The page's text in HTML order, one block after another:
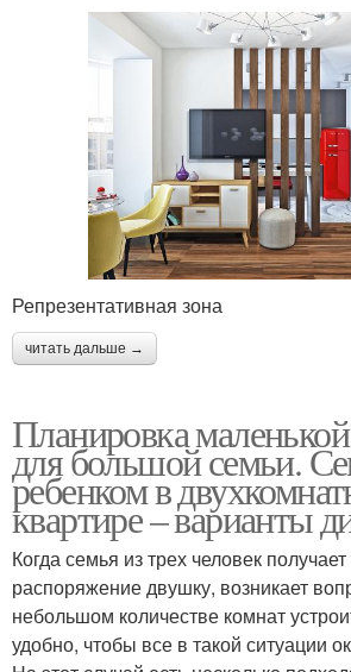
Репрезентативная зона
читать дальше →
Планировка
для большой семьи.
ребенком в
квартире – варианты
Когда семья из трех человек
распоряжение двушку, возникает
небольшом количестве комнат
удобно, чтобы все в такой ситуации